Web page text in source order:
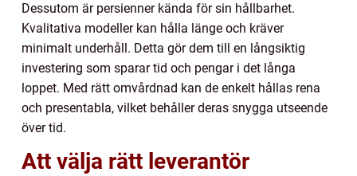
Dessutom är persienner kända för sin hållbarhet.
Kvalitativa modeller kan hålla länge och kräver
minimalt underhåll. Detta gör dem till en långsiktig
investering som sparar tid och pengar i det långa
loppet. Med rätt omvårdnad kan de enkelt hållas rena
och presentabla, vilket behåller deras snygga utseende
över tid.
Att välja rätt leverantör